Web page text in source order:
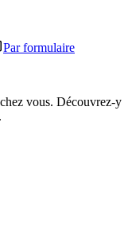
Par formulaire
vous. Découvrez-y